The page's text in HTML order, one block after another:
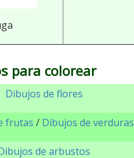
para colorear
Dibujos de flores
frutas / Dibujos de verduras
de arbustos